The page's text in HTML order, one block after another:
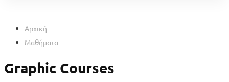
Αρχική
Μαθήματα
Graphic Courses